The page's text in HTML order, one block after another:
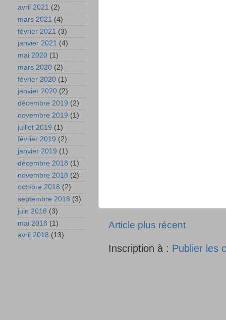
Article plus récent
Inscription à : Publier les
avril 2021 (2)
mars 2021 (4)
février 2021 (3)
janvier 2021 (4)
mai 2020 (1)
mars 2020 (2)
février 2020 (1)
janvier 2020 (2)
décembre 2019 (2)
novembre 2019 (1)
juillet 2019 (1)
février 2019 (2)
janvier 2019 (1)
décembre 2018 (1)
novembre 2018 (2)
octobre 2018 (2)
septembre 2018 (3)
juin 2018 (3)
mai 2018 (1)
avril 2018 (13)